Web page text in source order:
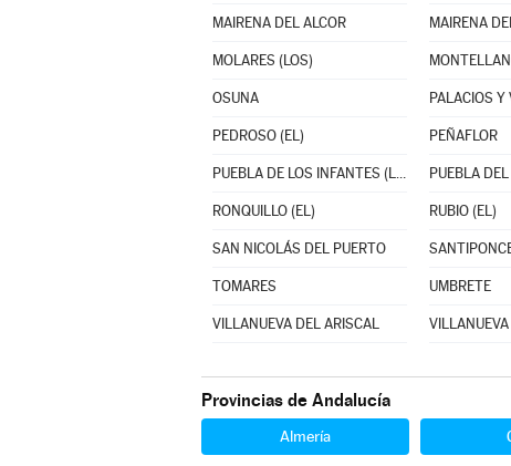
MAIRENA DEL ALCOR MAIRENA
MOLARES (LOS)
OSUNA
PEDROSO (EL) PEÑAFLOR
PUEBLA DE LOS INFANTES (LA) PUEBLA
RONQUILLO (EL) RUBIO (EL)
SAN NICOLÁS DEL PUERTO
TOMARES UMBRETE
VILLANUEVA DEL ARISCAL
Provincias de Andalucía
Almería